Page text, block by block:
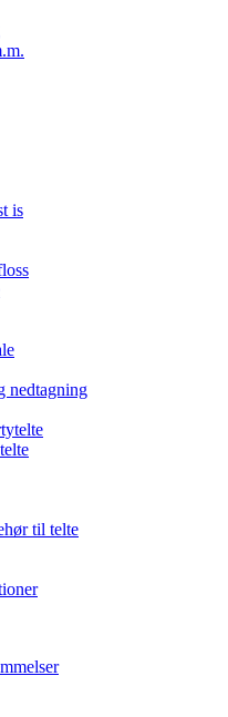
is
nedtagning
til telte